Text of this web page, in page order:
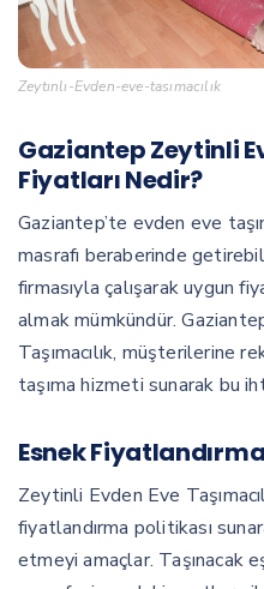
Zeytınlı-Evden-eve-tasımacılık
Gaziantep Zeytinli
Fiyatları Nedir?
Gaziantep’te evden eve
masrafı beraberinde
firmasıyla çalışarak uygun
almak mümkündür.
Taşımacılık, müşterilerine
taşıma hizmeti sunarak bu
Esnek
Zeytinli Evden Eve
fiyatlandırma politikası
etmeyi amaçlar. Taşınacak